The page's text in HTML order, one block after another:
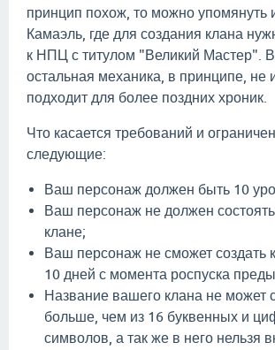
принцип похож, то можно упомянуть
Камаэль, где для создания клана
к НПЦ с титулом "Великий Мастер".
остальная механика, в принципе, не
подходит для более поздних хроник.
Что касается требований и
следующие:
Ваш персонаж должен быть 10
Ваш персонаж не должен
клане;
Ваш персонаж не сможет создать
10 дней с момента роспуска
Название вашего клана не может
больше, чем из 16 буквенных и
символов, а так же в него нельзя